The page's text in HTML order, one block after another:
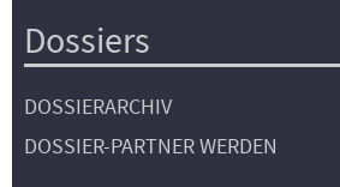
Dossiers
DOSSIERARCHIV
DOSSIER-PARTNER WERDEN